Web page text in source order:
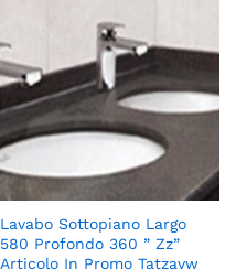
Lavabo Sottopiano Largo
580 Profondo 360 ” Zz”
Articolo In Promo Tatzavw